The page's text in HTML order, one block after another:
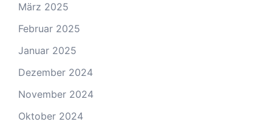
März 2025
Februar 2025
Januar 2025
Dezember 2024
November 2024
Oktober 2024